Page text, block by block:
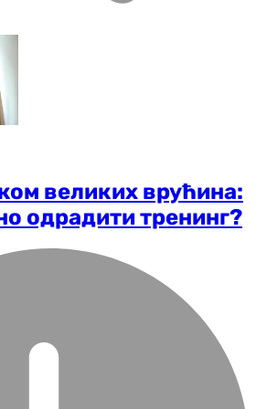
великих врућина:
одрадити тренинг?